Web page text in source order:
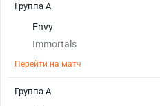
Envy
Immortals
Перейти на матч
Группа А
Группа А